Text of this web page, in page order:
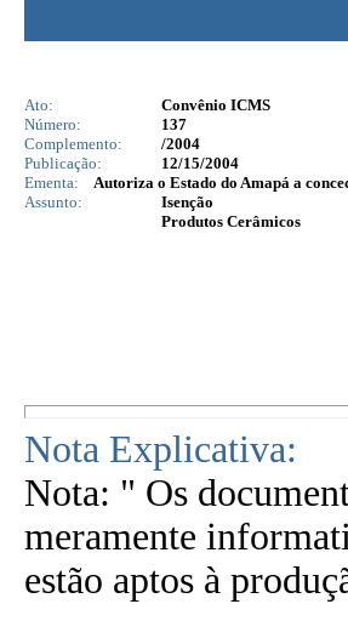
Ato:
Convênio ICMS
Número:
137
Complemento:
/2004
Publicação:
12/15/2004
Ementa:
Autoriza o Estado do Amapá a
Assunto:
Isenção
Produtos Cerâmicos
Nota Explicativa:
Nota: " Os
meramente
estão aptos à